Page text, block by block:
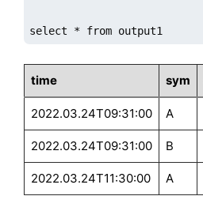
select * from output1
time sym
2022.03.24T09:31:00 A
2022.03.24T09:31:00 B
2022.03.24T11:30:00 A